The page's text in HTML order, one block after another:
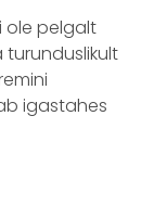
ole pelgalt
igastahes